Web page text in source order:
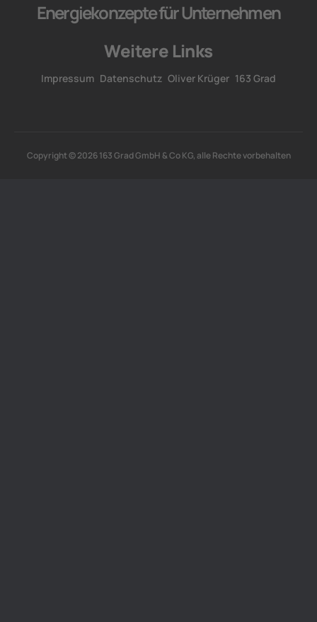
Energiekonzepte für Unternehmen
Weitere Links
Impressum Datenschutz Oliver Krüger 163 Grad
Copyright © 2026 163 Grad GmbH & Co KG, alle Rechte vorbehalten